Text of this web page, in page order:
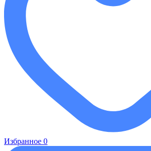
Избранное 0